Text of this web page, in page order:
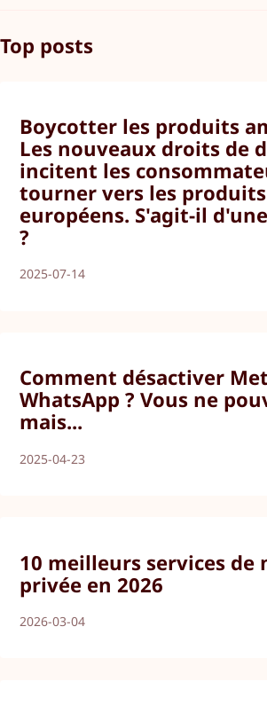
Top posts
Boycotter les produits
Les nouveaux droits de
incitent les
tourner vers les produits
européens. S'agit-il
?
2025-07-14
Comment désactiver
WhatsApp ? Vous ne
mais...
2025-04-23
10 meilleurs services de
privée en 2026
2026-03-04